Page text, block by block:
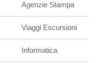
Agenzie Stampa
Viaggi Escursioni
Informatica